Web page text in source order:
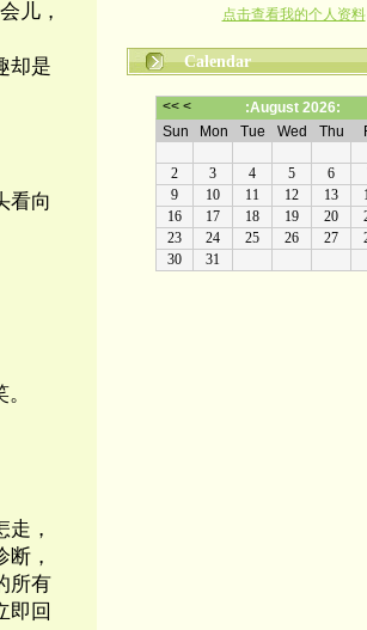
儿，
却是
看向
，
，
所有
即回
点击查看我的个人资料
Calendar